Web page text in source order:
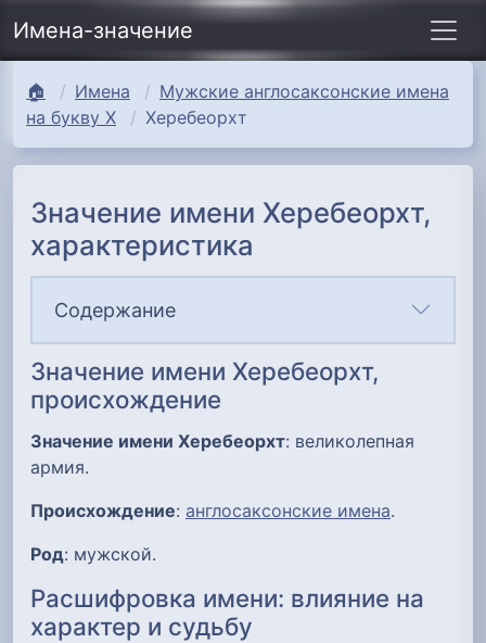
Имена-значение
🏠 Имена
Мужские англосаксонские имена
на букву Х
Херебеорхт
Значение имени Херебеорхт,
характеристика
Содержание
Значение имени Херебеорхт,
происхождение
Значение имени Херебеорхт: великолепная
армия.
Происхождение: англосаксонские имена.
Род: мужской.
Расшифровка имени: влияние на
характер и судьбу